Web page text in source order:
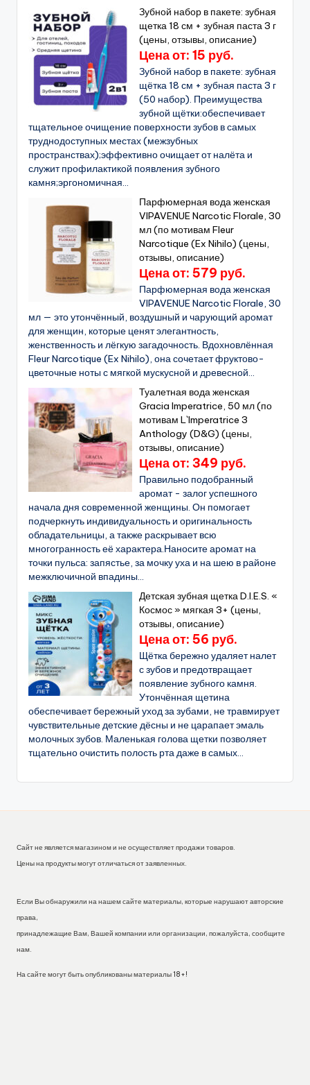
Зубной набор в пакете: зубная
щетка 18 см + зубная паста 3 г
(цены, отзывы, описание)
Цена от: 15 руб.
Зубной набор в пакете: зубная
щётка 18 см + зубная паста 3 г
(50 набор). Преимущества
зубной щётки:обеспечивает
тщательное очищение поверхности зубов в самых
труднодоступных местах (межзубных
пространствах);эффективно очищает от налёта и
служит профилактикой появления зубного
камня;эргономичная...
Парфюмерная вода женская
VIPAVENUE Narcotic Florale, 30
мл (по мотивам Fleur
Narcotique (Ex Nihilo) (цены,
отзывы, описание)
Цена от: 579 руб.
Парфюмерная вода женская
VIPAVENUE Narcotic Florale, 30
мл — это утончённый, воздушный и чарующий аромат
для женщин, которые ценят элегантность,
женственность и лёгкую загадочность. Вдохновлённая
Fleur Narcotique (Ex Nihilo), она сочетает фруктово-
цветочные ноты с мягкой мускусной и древесной...
Туалетная вода женская
Gracia Imperatrice, 50 мл (по
мотивам L`Imperatrice 3
Anthology (D&G) (цены,
отзывы, описание)
Цена от: 349 руб.
Правильно подобранный
аромат - залог успешного
начала дня современной женщины. Он помогает
подчеркнуть индивидуальность и оригинальность
обладательницы, а также раскрывает всю
многогранность её характера.Наносите аромат на
точки пульса: запястье, за мочку уха и на шею в районе
межключичной впадины...
Детская зубная щетка D.I.E.S. «
Космос » мягкая 3+ (цены,
отзывы, описание)
Цена от: 56 руб.
Щётка бережно удаляет налет
с зубов и предотвращает
появление зубного камня.
Утончённая щетина
обеспечивает бережный уход за зубами, не травмирует
чувствительные детские дёсны и не царапает эмаль
молочных зубов. Маленькая голова щетки позволяет
тщательно очистить полость рта даже в самых...
Сайт не является магазином и не осуществляет продажи товаров.
Цены на продукты могут отличаться от заявленных.
Если Вы обнаружили на нашем сайте материалы, которые нарушают авторские
права,
принадлежащие Вам, Вашей компании или организации, пожалуйста, сообщите
нам.
На сайте могут быть опубликованы материалы 18+!